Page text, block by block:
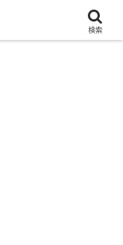
数4000万PV）
検索